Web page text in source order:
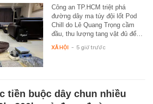
Công an TP.HCM triệt phá
đường dây ma túy đội lốt Pod
Chill do Lê Quang Trọng cầm
đầu, thu lượng tang vật đủ để…
XÃ HỘI - 5 giờ trước
tiền buộc dây chun nhiều